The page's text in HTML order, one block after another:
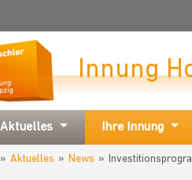
Innung
Aktuelles Ihre Innung
Aktuelles News